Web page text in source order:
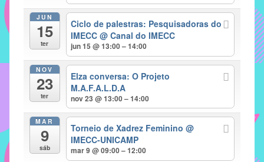
como
atribuição
implementar
proporcionem
fortalecimento
sociais
JUN
15
ter
Ciclo de palestras: Pesquisadoras do
IMECC@ Canal do IMECC
jun 15 @ 13:00 – 14:00
NOV
23
ter
Elza conversa: O Projeto
M.A.F.A.L.D.A
nov 23 @ 13:00 – 14:00
MAR
9
sáb
Torneio de Xadrez Feminino@
IMECC-UNICAMP
mar 9 @ 09:00 – 12:00